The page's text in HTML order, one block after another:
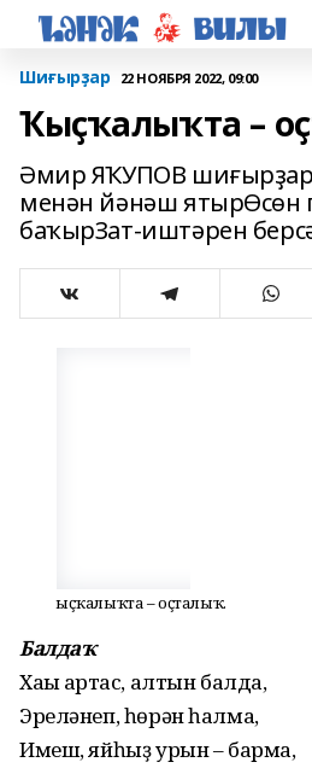
Шиғырҙар 22 НОЯБРЯ 2022, 09:00
Ҡыҫҡалыҡта –
Әмир ЯҠУПОВ
менән йәнәш ятырӨсөн
баҡырЗат-иштәрен
Ҡыҫҡалыҡта – оҫталыҡ.
Балдаҡ
Хаҡы артҡас, алтын балдаҡ,
Эреләнеп, һөрән һалмаҡ,
Имеш, яйһыҙ урын – бармаҡ,